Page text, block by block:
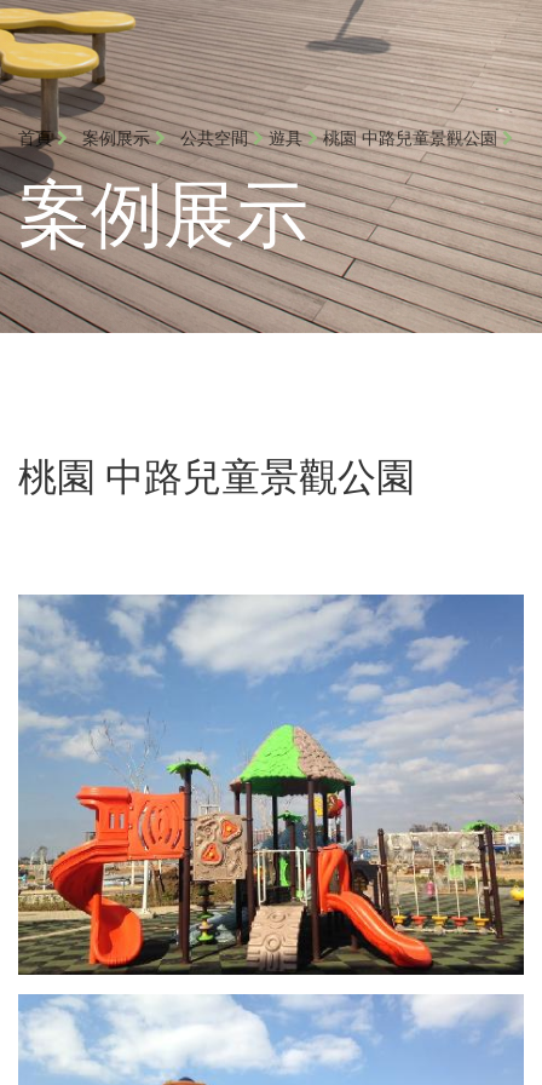
首頁 案例展示 公共空間 遊具 桃園 中路兒童景觀公園
案例展示
桃園 中路兒童景觀公園